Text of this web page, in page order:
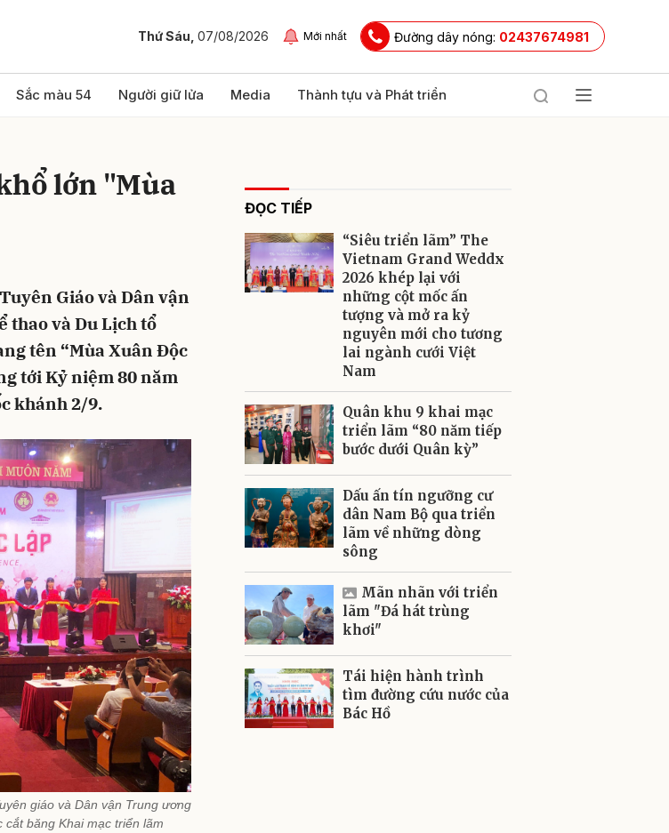
Thứ Sáu, 07/08/2026 Mới nhất Đường dây nóng: 02437674981
Sắc màu 54 Người giữ lửa Media Thành tựu và Phát triển
lớn "Mùa
Giáo và Dân vận
thao và Du Lịch tổ
tên “Mùa Xuân Độc
tới Kỷ niệm 80 năm
khánh 2/9.
giáo và Dân vận Trung ương
băng Khai mạc triển lãm
ĐỌC TIẾP
“Siêu triển lãm” The
Vietnam Grand Weddx
2026 khép lại với
những cột mốc ấn
tượng và mở ra kỷ
nguyên mới cho tương
lai ngành cưới Việt
Nam
Quân khu 9 khai mạc
triển lãm “80 năm tiếp
bước dưới Quân kỳ”
Dấu ấn tín ngưỡng cư
dân Nam Bộ qua triển
lãm về những dòng
sông
Mãn nhãn với triển
lãm "Đá hát trùng
khơi"
Tái hiện hành trình
tìm đường cứu nước của
Bác Hồ
Hủy Gửi